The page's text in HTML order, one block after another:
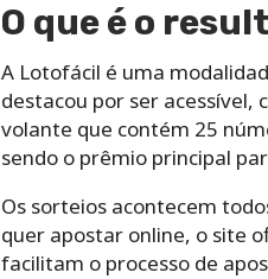
O que é o
A Lotofácil é uma
destacou por ser acessível,
volante que contém 25
sendo o prêmio principal
Os sorteios acontecem
quer apostar online, o site
facilitam o processo de